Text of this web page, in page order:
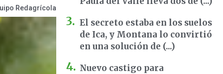
Redagrícola
El secreto estaba en los suelos
de Ica, y Montana lo convirtió
en una solución de (...)
Nuevo castigo para